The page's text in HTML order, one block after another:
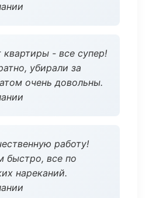
- все супер!
убирали за
очень довольны.
работу!
быстро, все по
нареканий.